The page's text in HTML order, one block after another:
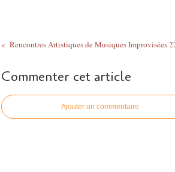
Commenter cet article
Ajouter un commentaire